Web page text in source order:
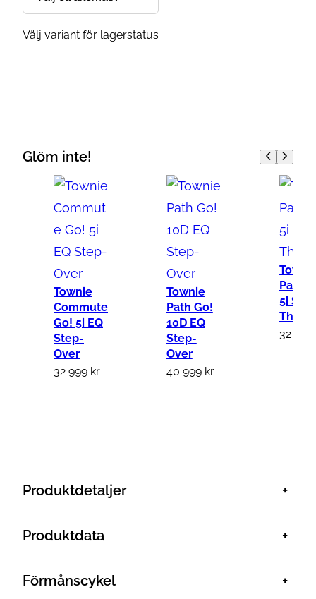
Välj variant för lagerstatus
Glöm inte!
Townie
Commute
Go! 5i EQ
Step-
Over
32 999 kr
Townie
Path Go!
10D EQ
Step-
Over
40 999 kr
Path
5i
Thru
32 999
Produktdetaljer +
Produktdata +
Förmånscykel
+